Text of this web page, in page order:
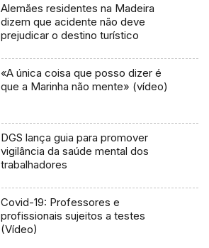
Alemães residentes na Madeira
dizem que acidente não deve
prejudicar o destino turístico
«A única coisa que posso dizer é
que a Marinha não mente» (vídeo)
DGS lança guia para promover
vigilância da saúde mental dos
trabalhadores
Covid-19: Professores e
profissionais sujeitos a testes
(Vídeo)